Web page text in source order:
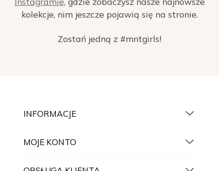
kolekcje, nim jeszcze pojawią się na stronie.
Zostań jedną z #mntgirls!
INFORMACJE
MOJE KONTO